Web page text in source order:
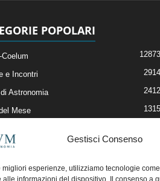
Gestisci Consenso
migliori esperienze, utilizziamo tecnologie
alle informazioni del dispositivo. Il consenso a
POPOLARI
Coelum 12873
e Incontri 2914
Astronomia 2412
Mese 1315
e Risorse On-Line
della Redazione